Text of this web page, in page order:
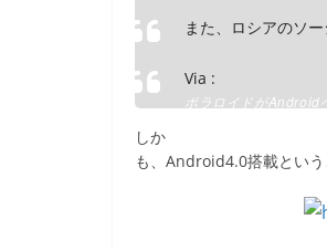
b
o
o
また、ロシアのソ
Via :
ポラロイドがAndroid
しか
も、Android4.0搭載とい